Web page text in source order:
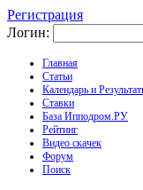
Регистрация
Логин:
Главная
Статьи
Календарь и
Ставки
База Ипподром.РУ
Рейтинг
Видео скачек
Форум
Поиск